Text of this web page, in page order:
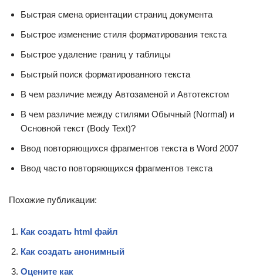
Быстрая смена ориентации страниц документа
Быстрое изменение стиля форматирования текста
Быстрое удаление границ у таблицы
Быстрый поиск форматированного текста
В чем различие между Автозаменой и Автотекстом
В чем различие между стилями Обычный (Normal) и
Основной текст (Body Text)?
Ввод повторяющихся фрагментов текста в Word 2007
Ввод часто повторяющихся фрагментов текста
Похожие публикации:
Как создать html файл
Как создать анонимный
Оцените как